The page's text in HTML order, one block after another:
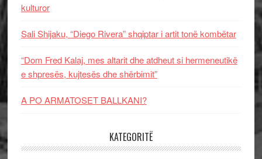
kulturor
Sali Shijaku, “Diego Rivera” shqiptar i artit tonë kombëtar
“Dom Fred Kalaj, mes altarit dhe atdheut si hermeneutikë
e shpresës, kujtesës dhe shërbimit”
A PO ARMATOSET BALLKANI?
KATEGORITË